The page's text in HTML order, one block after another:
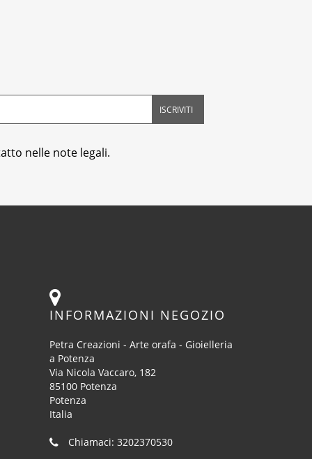
nelle note legali.
INFORMAZIONI NEGOZIO
Petra Creazioni - Arte orafa - Gioielleria
a Potenza
Via Nicola Vaccaro, 182
85100 Potenza
Potenza
Italia
Chiamaci: 3202370530